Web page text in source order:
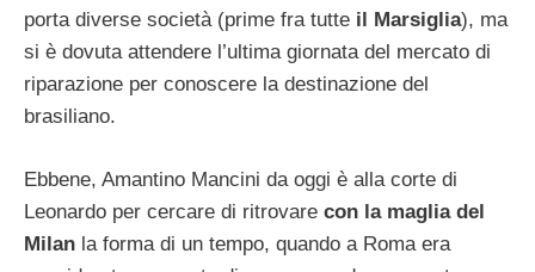
porta diverse società (prime fra tutte il Marsiglia), ma
si è dovuta attendere l’ultima giornata del mercato di
riparazione per conoscere la destinazione del
brasiliano.
Ebbene, Amantino Mancini da oggi è alla corte di
Leonardo per cercare di ritrovare con la maglia del
Milan la forma di un tempo, quando a Roma era